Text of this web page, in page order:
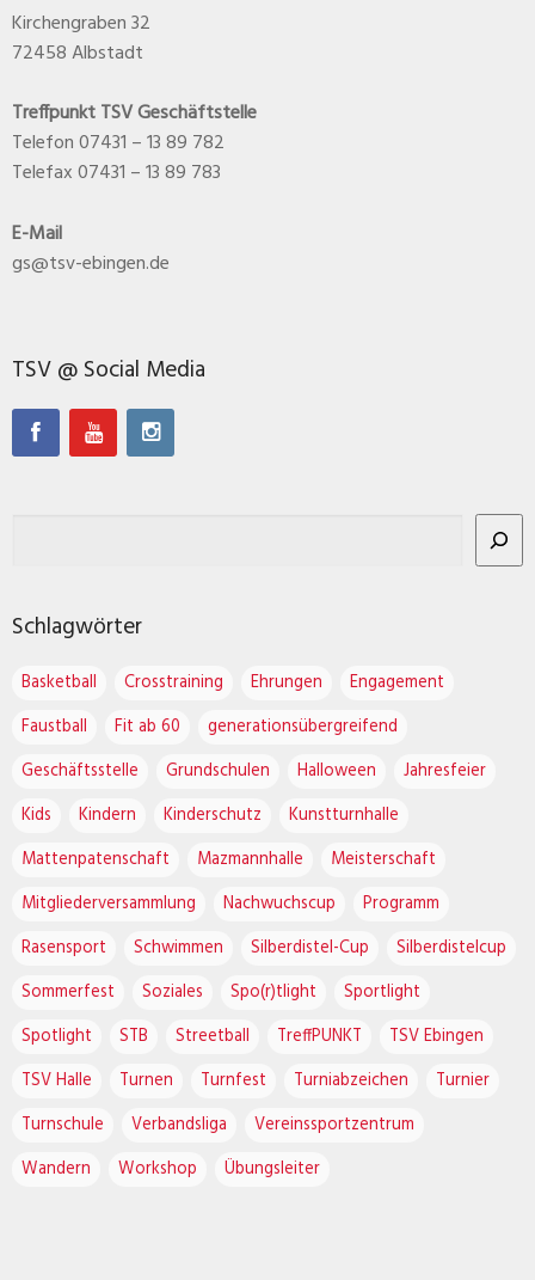
Kirchengraben 32
72458 Albstadt
Treffpunkt TSV Geschäftstelle
Telefon 07431 – 13 89 782
Telefax 07431 – 13 89 783
E-Mail
gs@tsv-ebingen.de
TSV @ Social Media
Schlagwörter
Basketball Crosstraining Ehrungen
Engagement
Faustball
Fit ab 60
generationsübergreifend
Geschäftsstelle
Grundschulen Halloween
Jahresfeier
Kids
Kindern Kinderschutz
Kunstturnhalle
Mattenpatenschaft
Mazmannhalle
Meisterschaft
Mitgliederversammlung
Nachwuchscup
Programm
Rasensport
Schwimmen Silberdistel-Cup
Silberdistelcup
Sommerfest
Soziales Spo(r)tlight
Sportlight
Spotlight
STB Streetball TreffPUNKT
TSV Ebingen
TSV Halle
Turnen Turnfest Turniabzeichen
Turnier
Turnschule
Verbandsliga
Vereinssportzentrum
Wandern
Workshop Übungsleiter